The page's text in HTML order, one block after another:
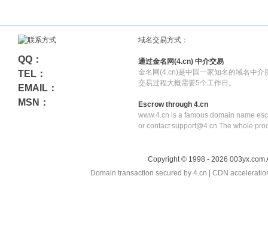
QQ：
TEL：
EMAIL：
MSN：
域名交易方式：
通过金名网(4.cn) 中介交易
金名网(4.cn)是中国一家知名的域名中介
交易过程大概需要5个工作日。
Escrow through 4.cn
www.4.cn is a famous domain name
or contact support@4.cn.The whole
Copyright © 1998 - 2026 003yx.com
Domain transaction secured by 4.cn | CDN